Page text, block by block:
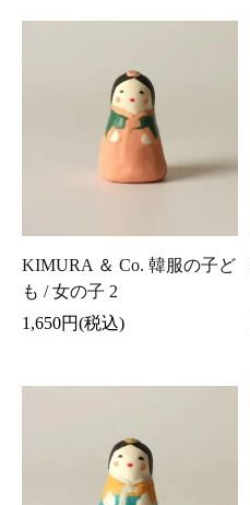
KIMURA ＆ Co. 韓服の子ど
も / 女の子 2
1,650円(税込)